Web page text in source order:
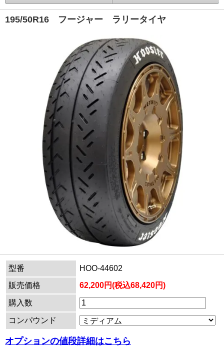
195/50R16 フージャー ラリータイヤ
型番
HOO-44602
販売価格
62,200円(税込68,420円)
購入数
コンパウンド
オプションの値段詳細はこちら